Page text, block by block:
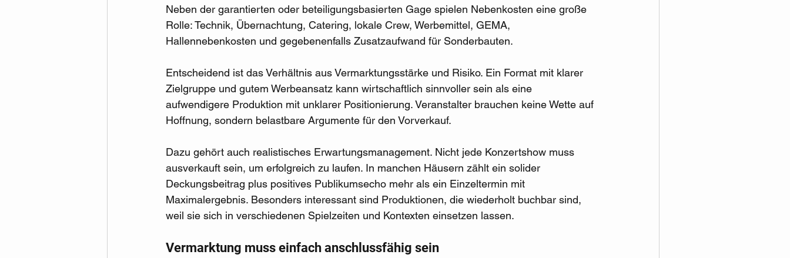
Neben der garantierten oder beteiligungsbasierten Gage spielen Nebenkosten eine große
Rolle: Technik, Übernachtung, Catering, lokale Crew, Werbemittel, GEMA,
Hallennebenkosten und gegebenenfalls Zusatzaufwand für Sonderbauten.
Entscheidend ist das Verhältnis aus Vermarktungsstärke und Risiko. Ein Format mit klarer
Zielgruppe und gutem Werbeansatz kann wirtschaftlich sinnvoller sein als eine
aufwendigere Produktion mit unklarer Positionierung. Veranstalter brauchen keine Wette auf
Hoffnung, sondern belastbare Argumente für den Vorverkauf.
Dazu gehört auch realistisches Erwartungsmanagement. Nicht jede Konzertshow muss
ausverkauft sein, um erfolgreich zu laufen. In manchen Häusern zählt ein solider
Deckungsbeitrag plus positives Publikumsecho mehr als ein Einzeltermin mit
Maximalergebnis. Besonders interessant sind Produktionen, die wiederholt buchbar sind,
weil sie sich in verschiedenen Spielzeiten und Kontexten einsetzen lassen.
Vermarktung muss einfach anschlussfähig sein